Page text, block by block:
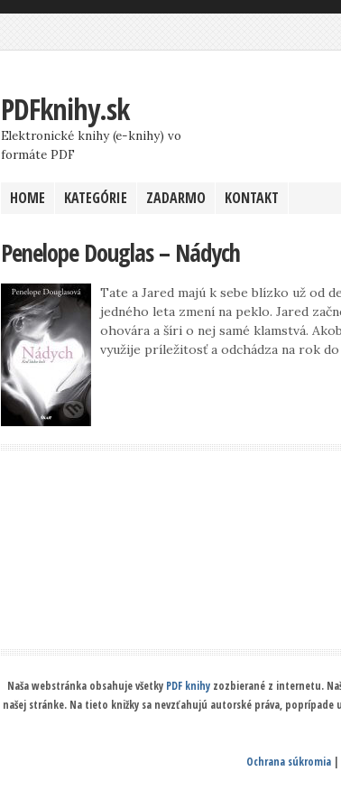
PDFknihy.sk
Elektronické knihy (e-knihy) vo
formáte PDF
HOME KATEGÓRIE ZADARMO KONTAKT
Penelope Douglas – Nádych
Tate a Jared majú k sebe blízko už od
jedného leta zmení na peklo. Jared
ohovára a šíri o nej samé klamstvá.
využije príležitosť a odchádza na rok
Naša webstránka obsahuje všetky PDF knihy zozbierané z internetu.
našej stránke. Na tieto knižky sa nevzťahujú autorské práva,
Ochrana súkromia |